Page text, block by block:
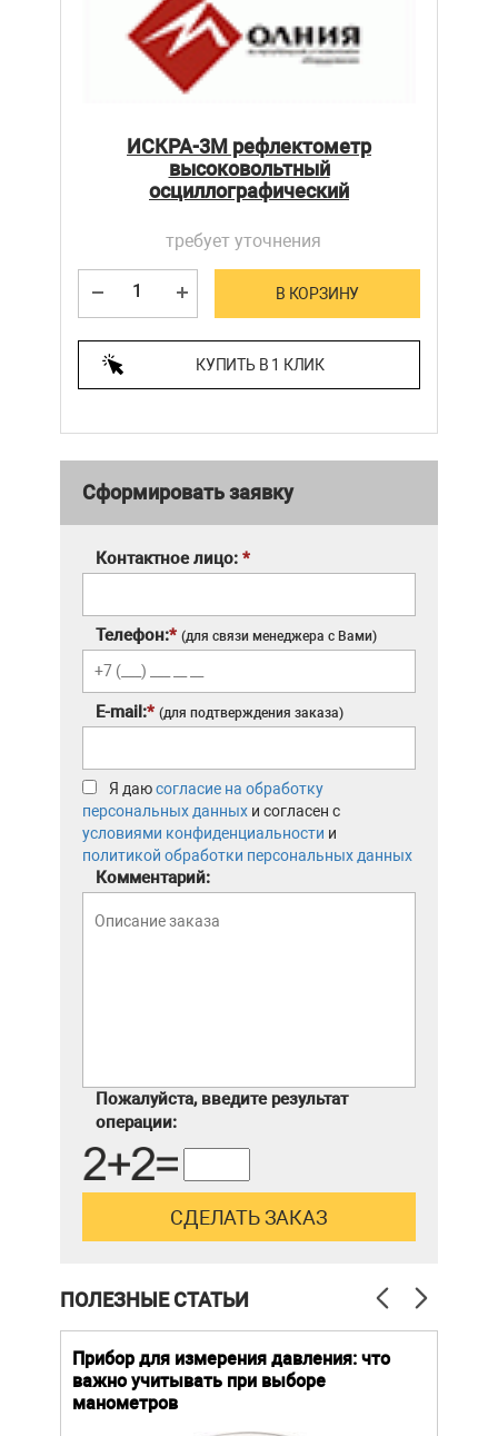
ИСКРА-3М рефлектометр
высоковольтный
осциллографический
требует уточнения
В КОРЗИНУ
КУПИТЬ В 1 КЛИК
Сформировать заявку
Контактное лицо: *
Телефон:* (для связи менеджера с Вами)
E-mail:* (для подтверждения заказа)
Я даюсогласие на обработку
персональных данных и согласен с
условиями конфиденциальности и
политикой обработки персональных данных
Комментарий:
Пожалуйста, введите результат
операции:
ПОЛЕЗНЫЕ СТАТЬИ
Прибор для измерения давления: что
важно учитывать при выборе
манометров